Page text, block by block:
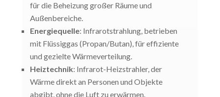
für die Beheizung großer Räume und
Außenbereiche.
Energiequelle: Infrarotstrahlung, betrieben
mit Flüssiggas (Propan/Butan), für effiziente
und gezielte Wärmeverteilung.
Heiztechnik: Infrarot-Heizstrahler, der
Wärme direkt an Personen und Objekte
abgibt, ohne die Luft zu erwärmen.